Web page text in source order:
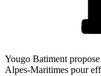
Yougo Batiment propose
Alpes-Maritimes pour